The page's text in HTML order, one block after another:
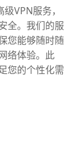
VPN服务，
全。我们的服
您能够随时随
络体验。此
您的个性化需